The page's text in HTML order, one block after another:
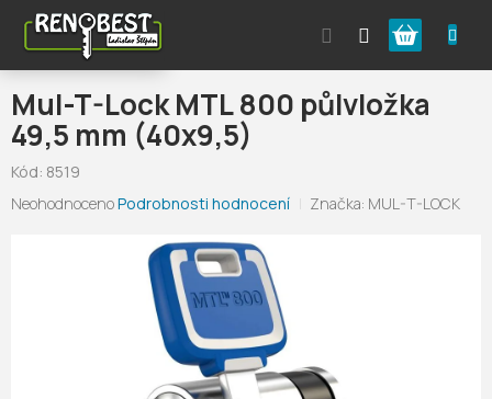
obsah
Nákupní
košík
Mul-T-Lock MTL 800 půlvložka
49,5 mm (40x9,5)
Kód: 8519
Průměrné
NeohodnocenoPodrobnosti hodnocení Značka: MUL-T-LOCK